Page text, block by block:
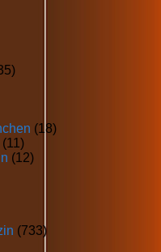
(18)
(11)
(12)
(733)